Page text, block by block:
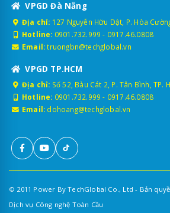
VPGD Đà Nẵng
Địa chỉ: 127 Nguyễn Hữu Dật, P. Hòa
Hotline: 0901.732.999 - 0917.46.0808
Email: truongbn@techglobal.vn
VPGD TP.HCM
Địa chỉ: Số 52, Bàu Cát 2, P. Tân Bình, TP.
Hotline: 0901.732.999 - 0917.46.0808
Email: dohoang@techglobal.vn
© 2011 Power By TechGlobal Co., Ltd - Bản
Dịch vụ Công nghệ Toàn Cầu